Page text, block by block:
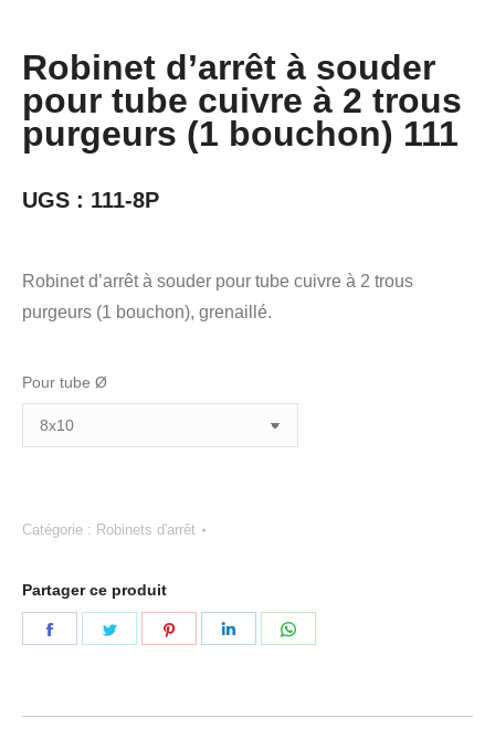
Robinet d’arrêt à souder
pour tube cuivre à 2 trous
purgeurs (1 bouchon) 111
UGS : 111-8P
Robinet d’arrêt à souder pour tube cuivre à 2 trous
purgeurs (1 bouchon), grenaillé.
Pour tube Ø
Catégorie : Robinets d'arrêt
Partager ce produit
Partager Partager Partager Partager